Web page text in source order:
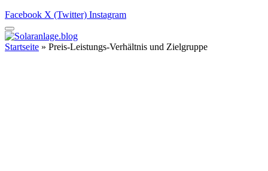
Facebook X (Twitter) Instagram
Startseite » Preis-Leistungs-Verhältnis und Zielgruppe